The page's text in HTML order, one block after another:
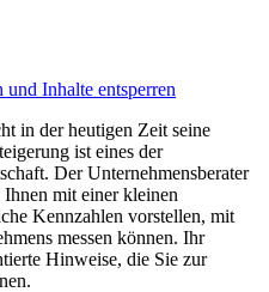
Inhalte entsperren
in der heutigen Zeit seine
ist eines der
Der Unternehmensberater
mit einer kleinen
Kennzahlen vorstellen, mit
messen können. Ihr
Hinweise, die Sie zur